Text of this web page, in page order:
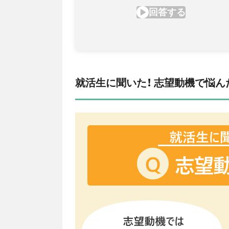
就活生に聞いた！ 志望動機で悩